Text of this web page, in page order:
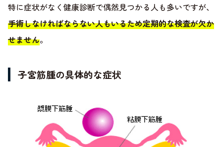
特に症状がなく健康診断で偶然見つかる人も多いですが、
手術しなければならない人もいるため定期的な検査が欠か
せません。
子宮筋腫の具体的な症状